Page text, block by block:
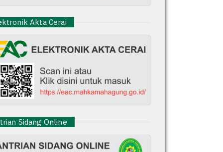
Akta Cerai
Sidang Online